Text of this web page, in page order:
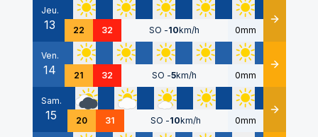
Jeu.
13 22 32 SO -10km/h 0mm Détails
Ven.
14 21 32 SO -5km/h 0mm Détails
Sam.
15 20 31 SO -10km/h 0mm Détails